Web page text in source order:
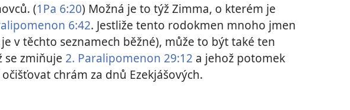
(1Pa 6:20) Možná je to týž Zimma, o kterém je
6:42. Jestliže tento rodokmen mnoho jmen
v těchto seznamech běžné), může to být také ten
se zmiňuje 2. Paralipomenon 29:12 a jehož potomek
chrám za dnů Ezekjášových.